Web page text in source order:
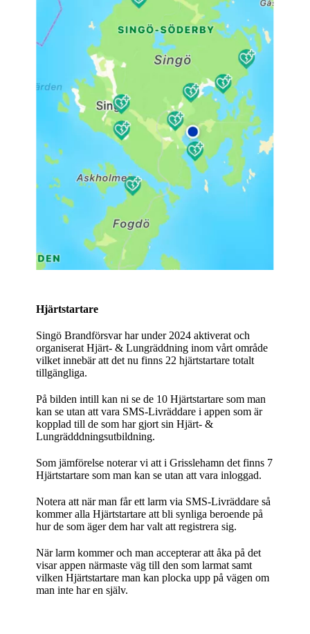
Hjärtstartare
Singö Brandförsvar har under 2024 aktiverat och
organiserat Hjärt- & Lungräddning inom vårt område
vilket innebär att det nu finns 22 hjärtstartare totalt
tillgängliga.
På bilden intill kan ni se de 10 Hjärtstartare som man
kan se utan att vara SMS-Livräddare i appen som är
kopplad till de som har gjort sin Hjärt- &
Lungrädddningsutbildning.
Som jämförelse noterar vi att i Grisslehamn det finns 7
Hjärtstartare som man kan se utan att vara inloggad.
Notera att när man får ett larm via SMS-Livräddare så
kommer alla Hjärtstartare att bli synliga beroende på
hur de som äger dem har valt att registrera sig.
När larm kommer och man accepterar att åka på det
visar appen närmaste väg till den som larmat samt
vilken Hjärtstartare man kan plocka upp på vägen om
man inte har en själv.